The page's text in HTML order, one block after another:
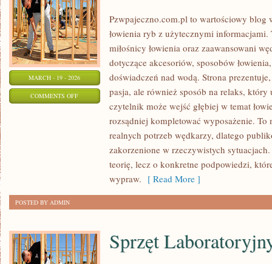
MARCH - 19 - 2026
COMMENTS OFFON
WĘDKARSTWO
Pzwpajeczno.com.pl to wartościowy blog
łowienia ryb z użytecznymi
miłośnicy łowienia oraz zaawansowani
dotyczące akcesoriów, sposobów
doświadczeń nad wodą. Strona
pasja, ale również sposób na relaks,
czytelnik może wejść głębiej w temat
rozsądniej kompletować wyposażenie. To
realnych potrzeb wędkarzy, dlatego
zakorzenione w rzeczywistych
teorię, lecz o konkretne podpowiedzi,
wypraw. [ Read More ]
POSTED BY ADMIN
Sprzęt